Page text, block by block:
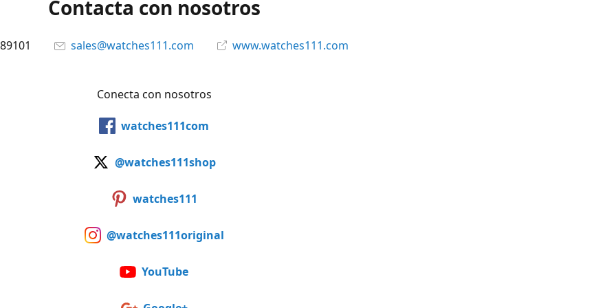
Contacta con nosotros
sales@watches111.com www.watches111.com
Conecta con nosotros
watches111com
@watches111shop
watches111
@watches111original
YouTube